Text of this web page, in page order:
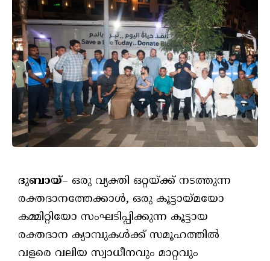
ദുബായ്– ഒരു വ്യക്തി ഒറ്റയ്ക്ക് നടത്തുന്ന
രക്തദാനത്തേക്കാൾ, ഒരു കൂട്ടായ്മയോ
കമ്മിറ്റിയോ സംഘടിപ്പിക്കുന്ന കൂട്ടായ
രക്തദാന ക്യാമ്പുകൾക്ക് സമൂഹത്തിൽ
വളരെ വലിയ സ്വാധീനവും മാറ്റവും